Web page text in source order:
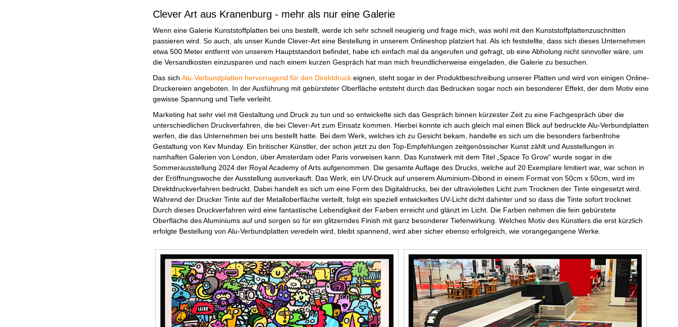
Clever Art aus Kranenburg - mehr als nur eine Galerie
Wenn eine Galerie Kunststoffplatten bei uns bestellt, werde ich sehr schnell neugierig und frage mich, was wohl mit den Kunststoffplattenzuschnitten
passieren wird. So auch, als unser Kunde Clever-Art eine Bestellung in unserem Onlineshop platziert hat. Als ich feststellte, dass sich dieses Unternehmen
etwa 500 Meter entfernt von unserem Hauptstandort befindet, habe ich einfach mal da angerufen und gefragt, ob eine Abholung nicht sinnvoller wäre, um
die Versandkosten einzusparen und nach einem kurzen Gespräch hat man mich freundlicherweise eingeladen, die Galerie zu besuchen.
Das sich Alu-Verbundplatten hervorragend für den Direktdruck eignen, steht sogar in der Produktbeschreibung unserer Platten und wird von einigen Online-
Druckereien angeboten. In der Ausführung mit gebürsteter Oberfläche entsteht durch das Bedrucken sogar noch ein besonderer Effekt, der dem Motiv eine
gewisse Spannung und Tiefe verleiht.
Marketing hat sehr viel mit Gestaltung und Druck zu tun und so entwickelte sich das Gespräch binnen kürzester Zeit zu eine Fachgespräch über die
unterschiedlichen Druckverfahren, die bei Clever-Art zum Einsatz kommen. Hierbei konnte ich auch gleich mal einen Blick auf bedruckte Alu-Verbundplatten
werfen, die das Unternehmen bei uns bestellt hatte. Bei dem Werk, welches ich zu Gesicht bekam, handelte es sich um die besonders farbenfrohe
Gestaltung von Kev Munday. Ein britischer Künstler, der schon jetzt zu den Top-Empfehlungen zeitgenössischer Kunst zählt und Ausstellungen in
namhaften Galerien von London, über Amsterdam oder Paris vorweisen kann. Das Kunstwerk mit dem Titel „Space To Grow“ wurde sogar in die
Sommerausstellung 2024 der Royal Academy of Arts aufgenommen. Die gesamte Auflage des Drucks, welche auf 20 Exemplare limitiert war, war schon in
der Eröffnungswoche der Ausstellung ausverkauft. Das Werk, ein UV-Druck auf unserem Aluminium-Dibond in einem Format von 50cm x 50cm, wird im
Direktdruckverfahren bedruckt. Dabei handelt es sich um eine Form des Digitaldrucks, bei der ultraviolettes Licht zum Trocknen der Tinte eingesetzt wird.
Während der Drucker Tinte auf der Metalloberfläche verteilt, folgt ein speziell entwickeltes UV-Licht dicht dahinter und so dass die Tinte sofort trocknet.
Durch dieses Druckverfahren wird eine fantastische Lebendigkeit der Farben erreicht und glänzt im Licht. Die Farben nehmen die fein gebürstete
Oberfläche des Aluminiums auf und sorgen so für ein glitzerndes Finish mit ganz besonderer Tiefenwirkung. Welches Motiv des Künstlers die erst kürzlich
erfolgte Bestellung von Alu-Verbundplatten veredeln wird, bleibt spannend, wird aber sicher ebenso erfolgreich, wie vorangegangene Werke.